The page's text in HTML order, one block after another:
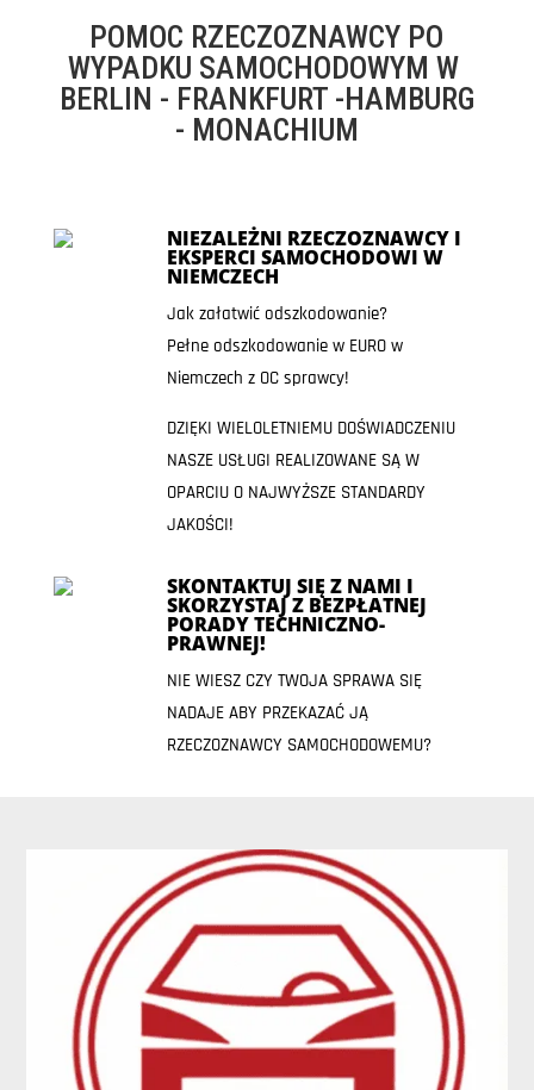
POMOC RZECZOZNAWCY PO
WYPADKU SAMOCHODOWYM W
BERLIN - FRANKFURT -HAMBURG
- MONACHIUM
NIEZALEŻNI RZECZOZNAWCY I
EKSPERCI SAMOCHODOWI W
NIEMCZECH
Jak załatwić odszkodowanie?
Pełne odszkodowanie w EURO w
Niemczech z OC sprawcy!
DZIĘKI WIELOLETNIEMU DOŚWIADCZENIU
NASZE USŁUGI REALIZOWANE SĄ W
OPARCIU O NAJWYŻSZE STANDARDY
JAKOŚCI!
SKONTAKTUJ SIĘ Z NAMI I
SKORZYSTAJ Z BEZPŁATNEJ
PORADY TECHNICZNO-
PRAWNEJ!
NIE WIESZ CZY TWOJA SPRAWA SIĘ
NADAJE ABY PRZEKAZAĆ JĄ
RZECZOZNAWCY SAMOCHODOWEMU?